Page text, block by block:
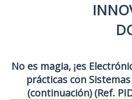
No es magia, ¡es
prácticas con
(continuación) (Ref.